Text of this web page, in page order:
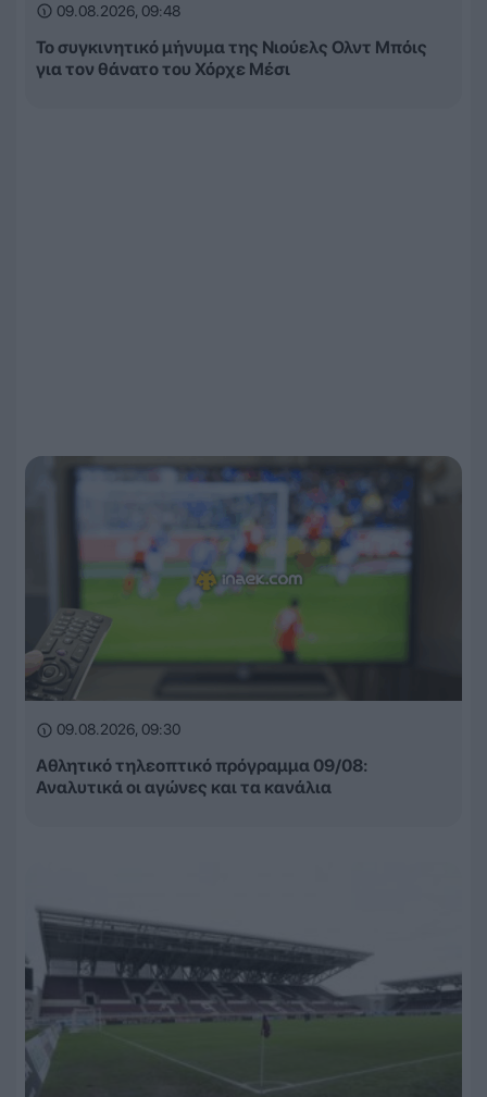
09.08.2026, 09:48
Το συγκινητικό μήνυμα της Νιούελς Ολντ Μπόις
για τον θάνατο του Χόρχε Μέσι
09.08.2026, 09:30
Αθλητικό τηλεοπτικό πρόγραμμα 09/08:
Αναλυτικά οι αγώνες και τα κανάλια